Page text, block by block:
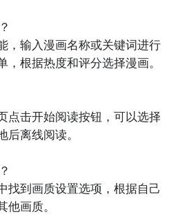
最新的新闻资讯，同时也可
满足用户对不同内容的需求。
书资源，同时也有丰富的漫
以在这里畅享精彩的漫画世
以赫敏为主角的漫画APP，
式呈现，用户可以轻松阅读到
样的魔法世界。
，输入漫画名称或关键词进行
根据热度和评分选择漫画。
点击开始阅读按钮，可以选择
离线阅读。
找到画质设置选项，根据自己
画质。